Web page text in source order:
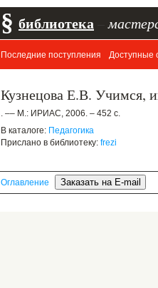
§ библиотека
Последние поступления Доступные
Кузнецова Е.В. Учимся,
. –– М.: ИРИАС, 2006. – 452 с.
В каталоге: Педагогика
Прислано в библиотеку: frezi
Оглавление